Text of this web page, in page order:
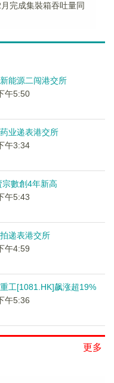
完成集裝箱吞吐量同
能源二闯港交所
午5:50
业递表港交所
午3:34
數創4年新高
午5:43
递表港交所
午4:59
重工[1081.HK]飙涨超19%
午5:36
更多